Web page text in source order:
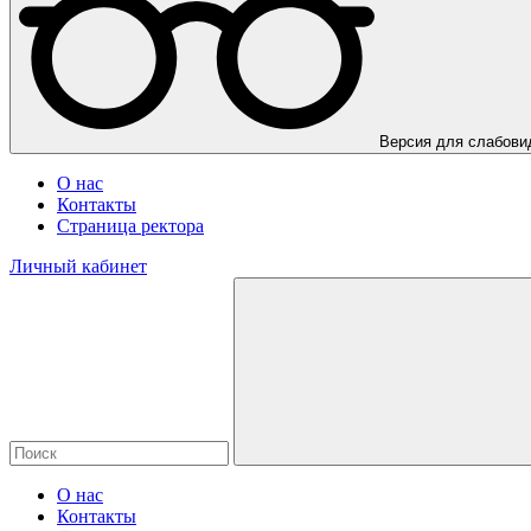
Версия для
О нас
Контакты
Страница ректора
Личный кабинет
О нас
Контакты